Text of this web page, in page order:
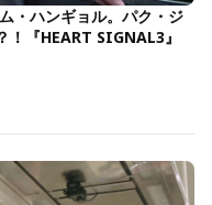
・ハンギョル。パク・ジ
『HEART SIGNAL3』